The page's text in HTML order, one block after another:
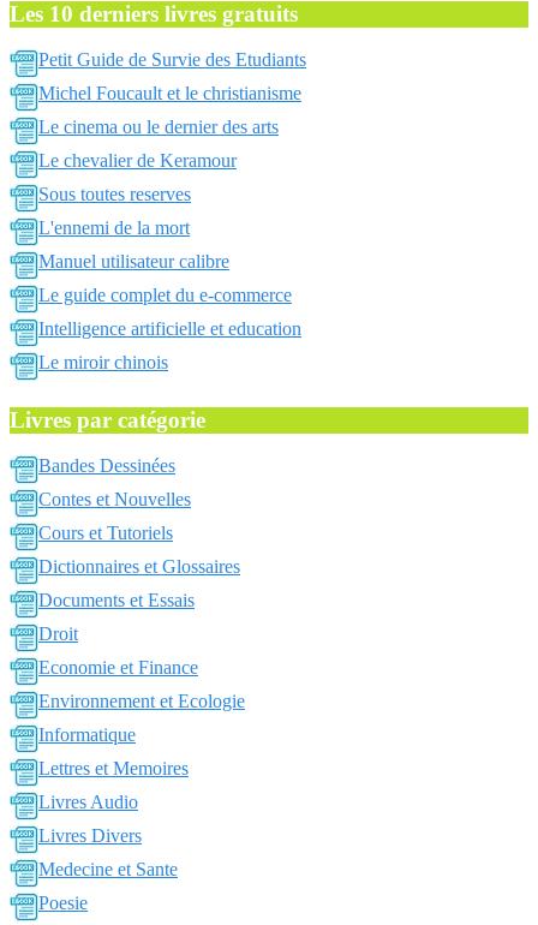
Les 10 derniers livres gratuits
Petit Guide de Survie des Etudiants
Michel Foucault et le christianisme
Le cinema ou le dernier des arts
Le chevalier de Keramour
Sous toutes reserves
L'ennemi de la mort
Manuel utilisateur calibre
Le guide complet du e-commerce
Intelligence artificielle et education
Le miroir chinois
Livres par catégorie
Bandes Dessinées
Contes et Nouvelles
Cours et Tutoriels
Dictionnaires et Glossaires
Documents et Essais
Droit
Economie et Finance
Environnement et Ecologie
Informatique
Lettres et Memoires
Livres Audio
Livres Divers
Medecine et Sante
Poesie